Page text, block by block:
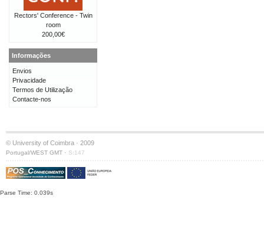
Rectors' Conference - Twin
room
200,00€
Informações
Envios
Privacidade
Termos de Utilização
Contacte-nos
© University of Coimbra · 2009
Portugal/WEST GMT · S:147
Parse Time: 0.039s